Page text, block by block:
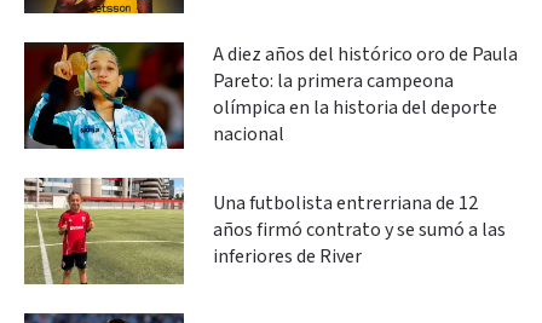
A diez años del histórico oro de Paula
Pareto: la primera campeona
olímpica en la historia del deporte
nacional
Una futbolista entrerriana de 12
años firmó contrato y se sumó a las
inferiores de River